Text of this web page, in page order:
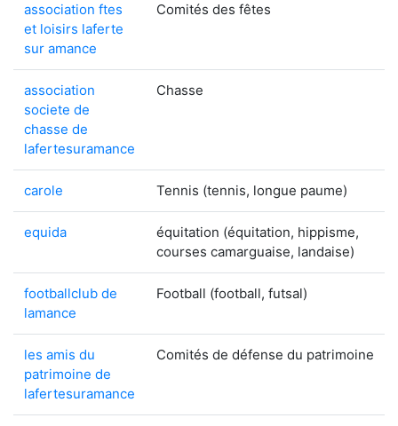
association ftes
et loisirs laferte
sur amance
Comités des fêtes
association
societe de
chasse de
lafertesuramance
Chasse
carole Tennis (tennis, longue paume)
equida
équitation (équitation, hippisme,
courses camarguaise, landaise)
footballclub de
lamance
Football (football, futsal)
les amis du
patrimoine de
lafertesuramance
Comités de défense du patrimoine